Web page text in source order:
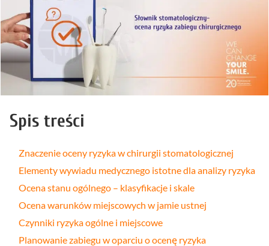
Spis treści
Znaczenie oceny ryzyka w chirurgii stomatologicznej
Elementy wywiadu medycznego istotne dla analizy ryzyka
Ocena stanu ogólnego – klasyfikacje i skale
Ocena warunków miejscowych w jamie ustnej
Czynniki ryzyka ogólne i miejscowe
Planowanie zabiegu w oparciu o ocenę ryzyka